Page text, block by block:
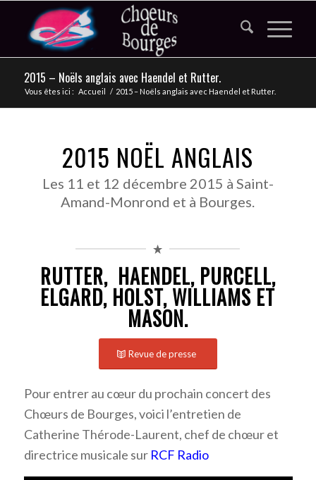
2015 – Noëls anglais avec Haendel et Rutter.
Vous êtes ici : Accueil / 2015 – Noëls anglais avec Haendel et Rutter.
2015 NOËL ANGLAIS
Les 11 et 12 décembre 2015 à Saint-
Amand-Monrond et à Bourges.
RUTTER, HAENDEL, PURCELL,
ELGARD, HOLST, WILLIAMS ET
MASON.
Revue de presse
Pour entrer au cœur du prochain concert des
Chœurs de Bourges, voici l’entretien de
Catherine Thérode-Laurent, chef de chœur et
directrice musicale sur RCF Radio